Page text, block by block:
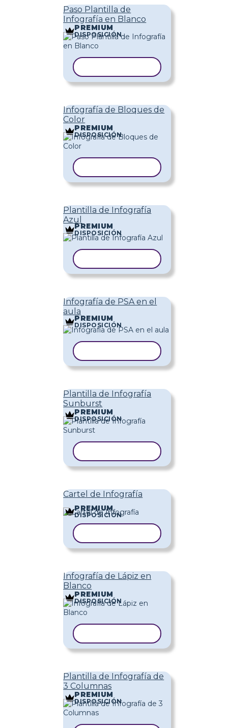
Paso Plantilla de
Infografía en Blanco
PREMIUM
DISPOSICIÓN
Infografía de Bloques de
Color
PREMIUM
DISPOSICIÓN
Plantilla de Infografía
Azul
PREMIUM
DISPOSICIÓN
Infografía de PSA en el
aula
PREMIUM
DISPOSICIÓN
Plantilla de Infografía
Sunburst
PREMIUM
DISPOSICIÓN
Cartel de Infografía
PREMIUM
DISPOSICIÓN
Infografía de Lápiz en
Blanco
PREMIUM
DISPOSICIÓN
Plantilla de Infografía de
3 Columnas
PREMIUM
DISPOSICIÓN